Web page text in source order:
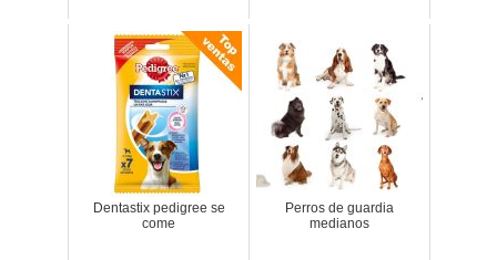
Dentastix pedigree se
come
Perros de guardia
medianos